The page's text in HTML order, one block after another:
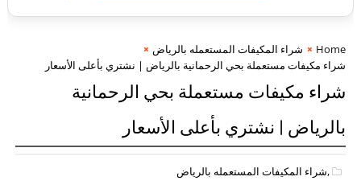
Home
شراء المكيفات المستعمله بالرياض
شراء مكيفات مستعملة بحي الرحمانية بالرياض | نشتري بأعلى الأسعار
شراء مكيفات مستعملة بحي الرحمانية
بالرياض | نشتري بأعلى الأسعار
,شراء المكيفات المستعمله بالرياض